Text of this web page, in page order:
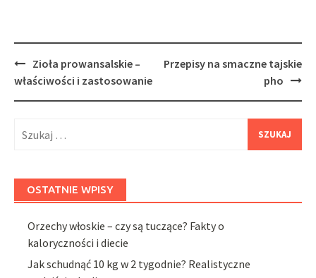
Post
navigation
Zioła prowansalskie –
właściwości i zastosowanie
Przepisy na smaczne tajskie
pho
OSTATNIE WPISY
Orzechy włoskie – czy są tuczące? Fakty o
kaloryczności i diecie
Jak schudnąć 10 kg w 2 tygodnie? Realistyczne